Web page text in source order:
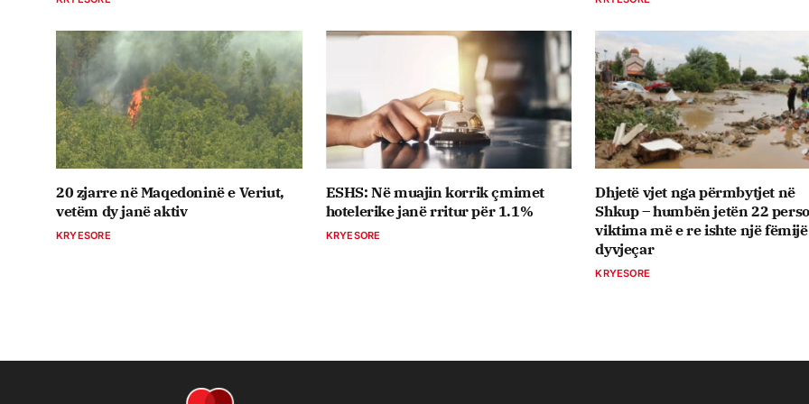
20 zjarre në Maqedoninë e Veriut,
vetëm dy janë aktiv
KRYESORE
ESHS: Në muajin korrik çmimet
hotelerike janë rritur për 1.1%
KRYESORE
Dhjetë vjet nga përmbytjet në
Shkup – humbën jetën 22
viktima më e re ishte një fëmijë
dyvjeçar
KRYESORE